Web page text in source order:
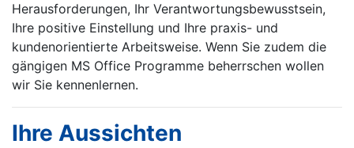
Herausforderungen, Ihr Verantwortungsbewusstsein,
Ihre positive Einstellung und Ihre praxis- und
kundenorientierte Arbeitsweise. Wenn Sie zudem die
gängigen MS Office Programme beherrschen wollen
wir Sie kennenlernen.
Ihre Aussichten